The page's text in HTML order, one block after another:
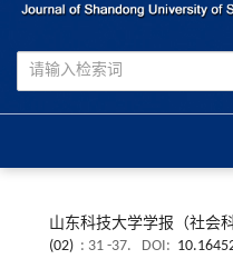
山东科技大学学报（社会科
(02) : 31 -37. DOI: